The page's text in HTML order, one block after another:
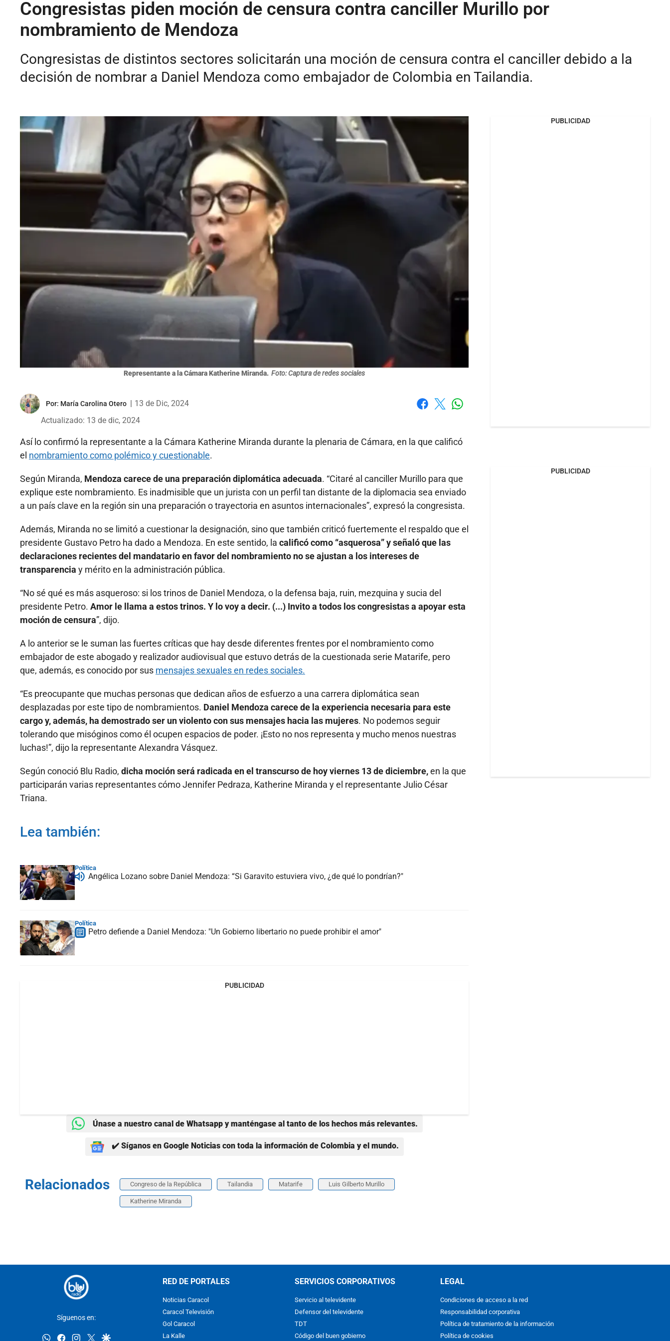
Congresistas piden moción de censura contra canciller Murillo por
nombramiento de Mendoza
Congresistas de distintos sectores solicitarán una moción de censura contra el canciller debido a la
decisión de nombrar a Daniel Mendoza como embajador de Colombia en Tailandia.
Representante a la Cámara Katherine Miranda. Foto: Captura de redes sociales
Por: María Carolina Otero
13 de Dic, 2024
Actualizado: 13 de dic, 2024
Así lo confirmó la representante a la Cámara Katherine Miranda durante la plenaria de Cámara, en la que calificó
el nombramiento como polémico y cuestionable.
Según Miranda, Mendoza carece de una preparación diplomática adecuada. “Citaré al canciller Murillo para que
explique este nombramiento. Es inadmisible que un jurista con un perfil tan distante de la diplomacia sea enviado
a un país clave en la región sin una preparación o trayectoria en asuntos internacionales”, expresó la congresista.
Además, Miranda no se limitó a cuestionar la designación, sino que también criticó fuertemente el respaldo que el
presidente Gustavo Petro ha dado a Mendoza. En este sentido, la calificó como “asquerosa” y señaló que las
declaraciones recientes del mandatario en favor del nombramiento no se ajustan a los intereses de
transparencia y mérito en la administración pública.
“No sé qué es más asqueroso: si los trinos de Daniel Mendoza, o la defensa baja, ruin, mezquina y sucia del
presidente Petro. Amor le llama a estos trinos. Y lo voy a decir. (...) Invito a todos los congresistas a apoyar esta
moción de censura”, dijo.
A lo anterior se le suman las fuertes críticas que hay desde diferentes frentes por el nombramiento como
embajador de este abogado y realizador audiovisual que estuvo detrás de la cuestionada serie Matarife, pero
que, además, es conocido por sus mensajes sexuales en redes sociales.
“Es preocupante que muchas personas que dedican años de esfuerzo a una carrera diplomática sean
desplazadas por este tipo de nombramientos. Daniel Mendoza carece de la experiencia necesaria para este
cargo y, además, ha demostrado ser un violento con sus mensajes hacia las mujeres. No podemos seguir
tolerando que misóginos como él ocupen espacios de poder. ¡Esto no nos representa y mucho menos nuestras
luchas!”, dijo la representante Alexandra Vásquez.
Según conoció Blu Radio, dicha moción será radicada en el transcurso de hoy viernes 13 de diciembre,en la que
participarán varias representantes cómo Jennifer Pedraza, Katherine Miranda y el representante Julio César
Triana.
Lea también:
Política
Angélica Lozano sobre Daniel Mendoza: “Si Garavito estuviera vivo, ¿de qué lo pondrían?"
Política
Petro defiende a Daniel Mendoza: "Un Gobierno libertario no puede prohibir el amor"
PUBLICIDAD
Únase a nuestro canal de Whatsapp y manténgase al tanto de los hechos más relevantes.
✔️ Síganos en Google Noticias con toda la información de Colombia y el mundo.
Relacionados Congreso de la República Tailandia Matarife Luis Gilberto Murillo
Katherine Miranda
PUBLICIDAD
PUBLICIDAD
Síguenos en:
whatsappfacebookinstagram
twittergoogle
RED DE PORTALES
Noticias Caracol
Caracol Televisión
Gol Caracol
La Kalle
SERVICIOS CORPORATIVOS
Servicio al televidente
Defensor del televidente
TDT
Código del buen gobierno
LEGAL
Condiciones de acceso a la red
Responsabilidad corporativa
Política de tratamiento de la información
Política de cookies